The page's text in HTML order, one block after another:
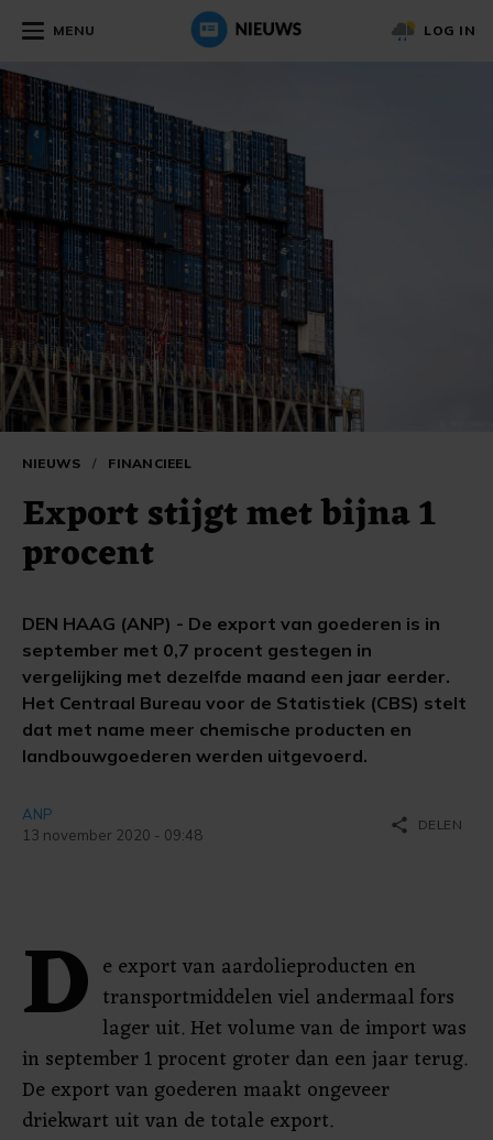
MENU LOG IN
NIEUWS / FINANCIEEL
Export stijgt met bijna 1
procent
DEN HAAG (ANP) - De export van goederen is in
september met 0,7 procent gestegen in
vergelijking met dezelfde maand een jaar eerder.
Het Centraal Bureau voor de Statistiek (CBS) stelt
dat met name meer chemische producten en
landbouwgoederen werden uitgevoerd.
ANP
13 november 2020 - 09:48
share DELEN
D e export van aardolieproducten en
transportmiddelen viel andermaal fors
lager uit. Het volume van de import was
in september 1 procent groter dan een jaar terug.
De export van goederen maakt ongeveer
driekwart uit van de totale export.